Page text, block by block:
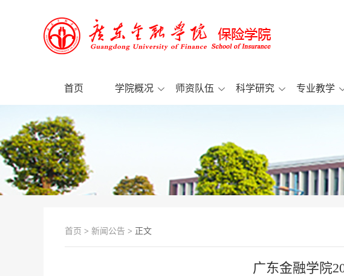
首页 学院概况 师资队伍 科学研究 专业教学
首页 > 新闻公告 > 正文
广东金融学院